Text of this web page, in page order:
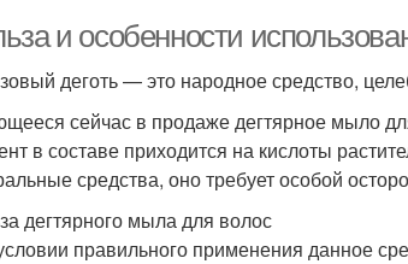
и особенности
деготь — это народное средство,
сейчас в продаже дегтярное мыло
в составе приходится на кислоты
средства, оно требует особой
дегтярного мыла для волос
правильного применения данное